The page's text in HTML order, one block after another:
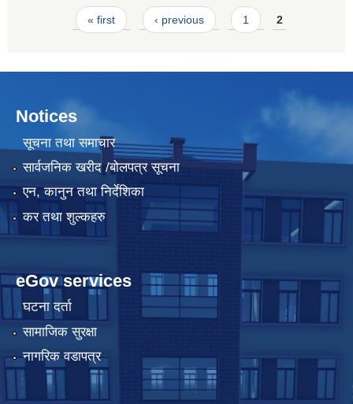
Pages« first ‹ previous 1 2
Notices
सूचना तथा समाचार
सार्वजनिक खरीद /बोलपत्र सूचना
एन, कानुन तथा निर्देशिका
कर तथा शुल्कहरु
eGov services
घटना दर्ता
सामाजिक सुरक्षा
नागरिक वडापत्र